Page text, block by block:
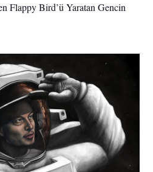
Flappy Bird’ü Yaratan Gencin